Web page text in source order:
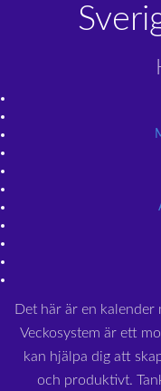
Det här är en kalender
Veckosystem är ett
kan hjälpa dig att
och produktivt.